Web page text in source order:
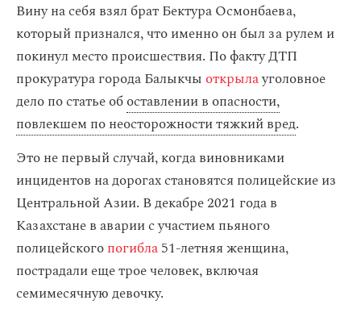
Вину на себя взял брат Бектура Осмонбаева,
который признался, что именно он был за рулем и
покинул место происшествия. По факту ДТП
прокуратура города Балыкчы открылауголовное
дело по статье обоставлении в опасности,
повлекшем по неосторожности тяжкий вред.
Это не первый случай, когда виновниками
инцидентов на дорогах становятся полицейские из
Центральной Азии. В декабре 2021 года в
Казахстане в аварии с участием пьяного
полицейскогопогибла51‑летняя женщина,
пострадали еще трое человек, включая
семимесячную девочку.